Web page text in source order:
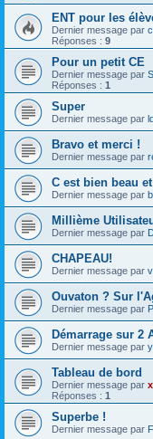
ENT pour les
Dernier message par
Réponses : 9
Pour un petit CE
Dernier message par
Réponses : 1
Super
Dernier message par
Bravo et merci !
Dernier message par
C est bien beau
Dernier message par
Millième
Dernier message par
CHAPEAU!
Dernier message par
Ouvaton ? Sur
Dernier message par
Démarrage sur 2
Dernier message par
Tableau de bord
Dernier message par
Réponses : 1
Superbe !
Dernier message par